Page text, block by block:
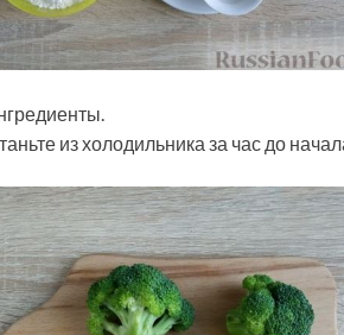
из холодильника за час до